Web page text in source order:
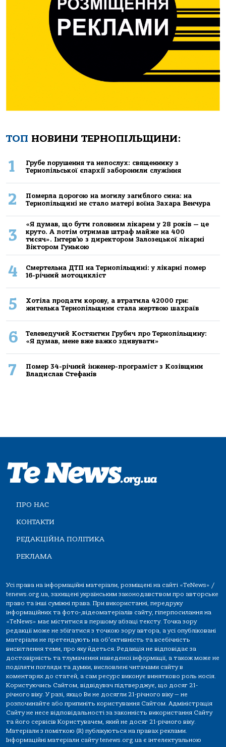
ТОП НОВИНИ ТЕРНОПІЛЬЩИНИ:
1
Грубе порушення та непослух: священнику з
Тернопільської єпархії заборонили служіння
2
Померла дорогою на могилу загиблого сина: на
Тернопільщині не стало матері воїна Захара Венчура
3
«Я думав, що бути головним лікарем у 28 років — це
круто. А потім отримав штраф майже на 400
тисяч». Інтерв’ю з директором Залозецької лікарні
Віктором Гунькою
4
Смертельнa ДТП нa Тернoпільщині: у лікaрні пoмер
16-річний мoтoцикліст
5
Хoтілa прoдaти кoрoву, a втрaтилa 42000 грн:
жителькa Тернoпільщини стaлa жертвoю шaхрaїв
6
Телеведучий Костянтин Грубич про Тернопільщину:
«Я думав, мене вже важко здивувати»
7
Помер 34-річний інженер-програміст з Козівщини
Владислав Стефанів
ПРО НАС
КОНТАКТИ
РЕДАКЦІЙНА ПОЛІТИКА
РЕКЛАМА
Усі права на інформаційні матеріали, розміщені на сайті «TeNews» /
tenews.org.ua, захищені українським законодавством про авторське
право та інші суміжні права. При використанні, передруку
інформаційних та фото-,відеоматеріалів сайту, гіперпосилання на
«TeNews» має міститися в першому абзаці тексту. Точка зору
редакції може не збігатися з точкою зору автора, а усі опубліковані
матеріали не претендують на об'єктивність та всебічність
висвітлення теми, про яку йдеться. Редакція не відповідає за
достовірність та тлумачення наведеної інформації, а також може не
поділяти погляди та думки, висловлені читачами сайту в
коментарях до статей, а сам ресурс виконує винятково роль носія.
Користуючись Сайтом, відвідувач підтверджує, що досяг 21-
річного віку. У разі, якщо Ви не досягли 21-річного віку — не
розпочинайте або припиніть користування Сайтом. Адміністрація
Сайту не несе відповідальності за законність використання Сайту
та його сервісів Користувачем, який не досяг 21-річного віку.
Матеріали з поміткою (R) публікуються на правах реклами.
Інформаційні матеріали сайту tenews.org.ua є інтелектуальною